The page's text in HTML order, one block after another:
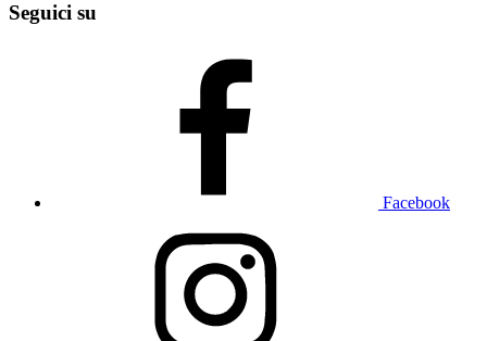
Seguici su
Facebook